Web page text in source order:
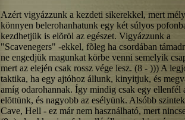
Azért vigyázzunk a kezdeti sikerekkel, mert
könnyen belerohanhatunk egy két súlyos
kezdhetjük is elõröl az egészet. Vigyázzunk a
"Scavenegers" -ekkel, fõleg ha csordában
ne engedjük magunkat körbe venni semelyik
mert az elején csak rossz vége lesz. (8 - ))) A
taktika, ha egy ajtóhoz állunk, kinyitjuk, és
amíg odarohannak. Így mindig csak egy ellenfél
elõttünk, és nagyobb az esélyünk. Alsóbb
Cave, Hell - ez már nem használható, mert